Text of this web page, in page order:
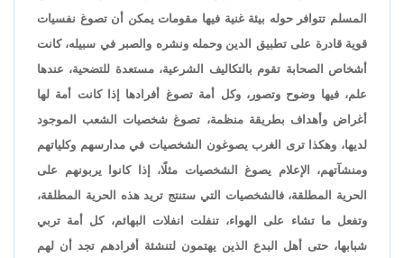
المسلم تتوافر حوله بيئة غنية فيها مقومات يمكن أن تصوغ نفسيات
قوية قادرة على تطبيق الدين وحمله ونشره والصبر في سبيله، كانت
أشخاص الصحابة تقوم بالتكاليف الشرعية، مستعدة للتضحية، عندها
علم، فيها وضوح وتصور، وكل أمة تصوغ أفرادها إذا كانت أمة لها
أغراض وأهداف بطريقة منظمة، تصوغ شخصيات الشعب الموجود
لديها، وهكذا ترى الغرب يصوغون الشخصيات في مدارسهم وكلياتهم
ومنشآتهم، الإعلام يصوغ الشخصيات مثلًا، إذا كانوا يربونهم على
الحرية المطلقة، فالشخصيات التي ستنتج تريد هذه الحرية المطلقة،
وتفعل ما تشاء على الهواء، تنفلت انفلات البهائم، كل أمة تربي
شبابها، حتى أهل البدع الذين يهتمون لتنشئة أفرادهم تجد أن لهم